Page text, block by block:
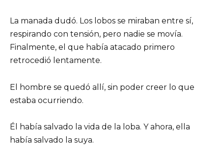
La manada dudó. Los lobos se miraban entre sí,
respirando con tensión, pero nadie se movía.
Finalmente, el que había atacado primero
retrocedió lentamente.
El hombre se quedó allí, sin poder creer lo que
estaba ocurriendo.
Él había salvado la vida de la loba. Y ahora, ella
había salvado la suya.